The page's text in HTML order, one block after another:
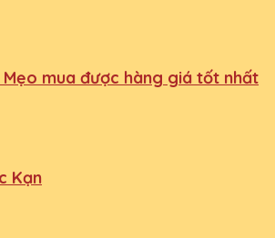
Mẹo mua được hàng giá tốt nhất
Kạn